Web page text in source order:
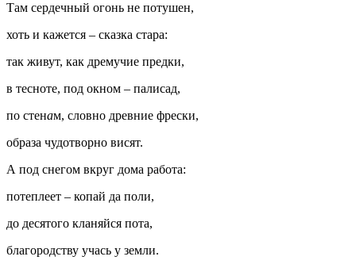
Там сердечный огонь не потушен,
хоть и кажется – сказка стара:
так живут, как дремучие предки,
в тесноте, под окном – палисад,
по стенам, словно древние фрески,
образа чудотворно висят.
А под снегом вкруг дома работа:
потеплеет – копай да поли,
до десятого кланяйся пота,
благородству учась у земли.